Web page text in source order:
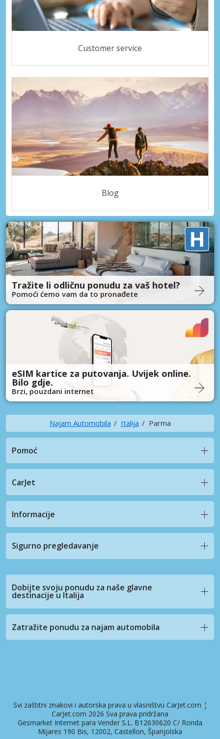
Customer service
Blog
Tražite li odličnu ponudu za vaš hotel?
Pomoći ćemo vam da to pronađete
eSIM kartice za putovanja. Uvijek online.
Bilo gdje.
Brzi, pouzdani internet
Najam Automobila Italija Parma
Pomoć
CarJet
Informacije
Sigurno pregledavanje
Dobijte svoju ponudu za naše glavne
destinacije u Italija
Zatražite ponudu za najam automobila
Svi zaštitni znakovi i autorska prava u vlasništvu CarJet.com ¦
CarJet.com 2026 Sva prava pridržana
Gesmarket Internet para Vender S.L. B12630620 C/ Ronda
Mijares 190 Bis, 12002, Castellon, Španjolska